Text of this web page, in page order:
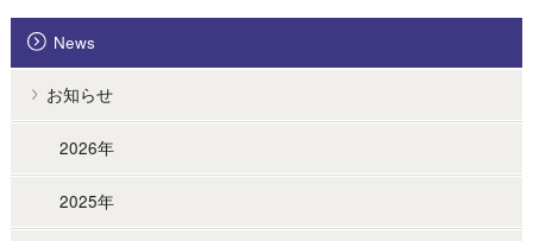
News
お知らせ
2026年
2025年